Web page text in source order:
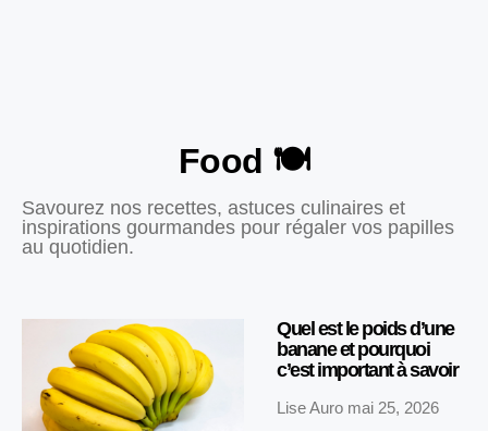
Food 🍽️
Savourez nos recettes, astuces culinaires et
inspirations gourmandes pour régaler vos papilles
au quotidien.
Quel est le poids d’une
banane et pourquoi
c’est important à savoir
Lise Auro mai 25, 2026